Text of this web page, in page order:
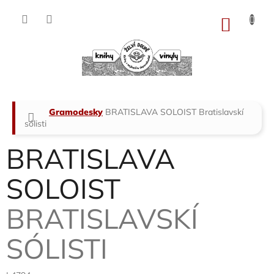
Domů
Gramodesky BRATISLAVA SOLOIST Bratislavskí
sólisti
BRATISLAVA
SOLOIST
BRATISLAVSKÍ
SÓLISTI